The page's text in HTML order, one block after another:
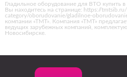
Гладильное оборудование для ВТО купить
Вы находитесь на странице: https://
category/oborudovanie/gladilnoe-
компании «ТМТ». Компания «ТМТ»
ведущих зарубежных компаний,
Новосибирске.